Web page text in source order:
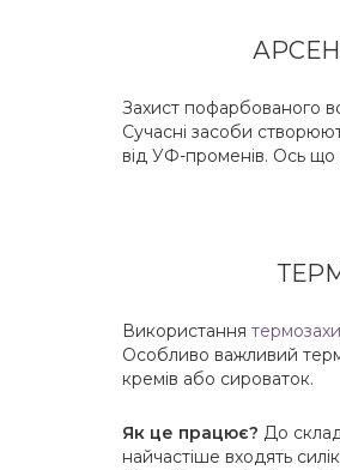
Захист пофарбованого
Сучасні засоби
від УФ-променів. Ось що
Використання
Особливо важливий
кремів або сироваток.
Як це працює? До
найчастіше входять